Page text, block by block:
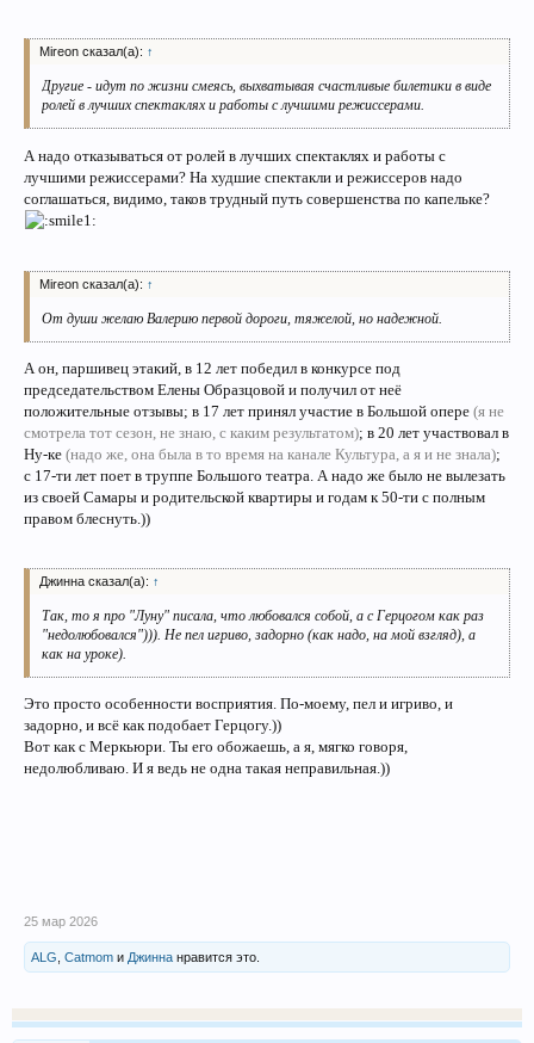
Mireon сказал(а): ↑
Другие - идут по жизни смеясь, выхватывая счастливые билетики в виде
ролей в лучших спектаклях и работы с лучшими режиссерами.
А надо отказываться от ролей в лучших спектаклях и работы с
лучшими режиссерами? На худшие спектакли и режиссеров надо
соглашаться, видимо, таков трудный путь совершенства по капельке?
Mireon сказал(а): ↑
От души желаю Валерию первой дороги, тяжелой, но надежной.
А он, паршивец этакий, в 12 лет победил в конкурсе под
председательством Елены Образцовой и получил от неё
положительные отзывы; в 17 лет принял участие в Большой опере (я не
смотрела тот сезон, не знаю, с каким результатом); в 20 лет участвовал в
Ну-ке (надо же, она была в то время на канале Культура, а я и не знала);
с 17-ти лет поет в труппе Большого театра. А надо же было не вылезать
из своей Самары и родительской квартиры и годам к 50-ти с полным
правом блеснуть.))
Джинна сказал(а): ↑
Так, то я про "Луну" писала, что любовался собой, а с Герцогом как раз
"недолюбовался"))). Не пел игриво, задорно (как надо, на мой взгляд), а
как на уроке).
Это просто особенности восприятия. По-моему, пел и игриво, и
задорно, и всё как подобает Герцогу.))
Вот как с Меркьюри. Ты его обожаешь, а я, мягко говоря,
недолюбливаю. И я ведь не одна такая неправильная.))
25 мар 2026
ALG Catmom и Джинна нравится это.